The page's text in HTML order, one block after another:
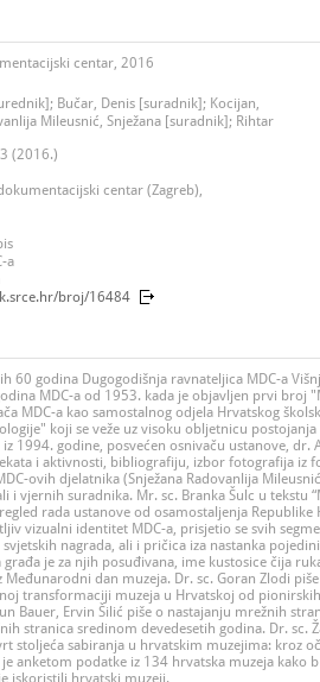
centar, 2016
Bučar, Denis [suradnik]; Kocijan,
Mileusnić, Snježana [suradnik]; Rihtar
(2016.)
centar (Zagreb),
a
broj/16484
60 godina Dugogodišnja ravnateljica MDC-a
MDC-a od 1953. kada je objavljen prvi broj
MDC-a kao samostalnog odjela Hrvatskog
koji se veže uz visoku obljetnicu postojanja
1994. godine, posvećen osnivaču ustanove, dr.
i aktivnosti, bibliografiju, izbor fotografija iz
ovih djelatnika (Snježana Radovanlija
i vjernih suradnika. Mr. sc. Branka Šulc u tekstu
rada ustanove od osamostaljenja
vizualni identitet MDC-a, prisjetio se svih
nagrada, ali i pričica iza nastanka
građa je za njih posuđivana, ime kustosice čija
dan muzeja. Dr. sc. Goran Zlodi
transformaciji muzeja u Hrvatskoj od pionirskih
Bauer, Ervin Šilić piše o nastajanju mrežnih
stranica sredinom devedesetih godina. Dr. sc.
stoljeća sabiranja u hrvatskim muzejima: kroz
anketom podatke iz 134 hrvatska muzeja kako
iskoristili hrvatski muzeji.